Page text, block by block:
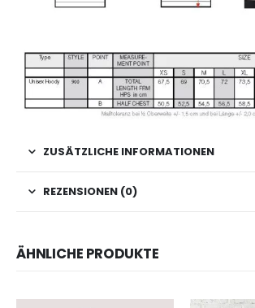
ZUSÄTZLICHE INFORMATIONEN
REZENSIONEN (0)
ÄHNLICHE PRODUKTE